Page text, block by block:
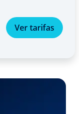
Ver tarifas